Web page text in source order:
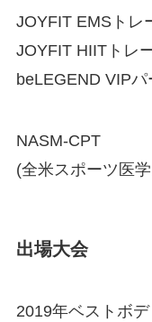
JOYFIT EMSトレ
JOYFIT HIITトレ
beLEGEND VIP
NASM-CPT
(全米スポーツ医
出場大会
2019年ベストボ